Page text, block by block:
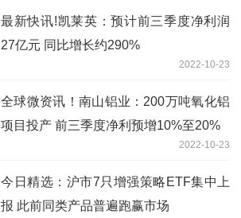
最新快讯!凯莱英：预计前三季度净利润
27亿元 同比增长约290%
2022-10-23
全球微资讯！南山铝业：200万吨氧化铝
项目投产 前三季度净利预增10%至20%
2022-10-23
今日精选：沪市7只增强策略ETF集中上
报 此前同类产品普遍跑赢市场